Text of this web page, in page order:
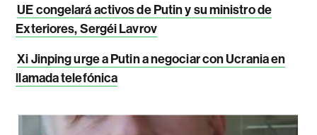
UE congelará activos de Putin y su ministro de
Exteriores, Sergéi Lavrov
Xi Jinping urge a Putin a negociar con Ucrania en
llamada telefónica